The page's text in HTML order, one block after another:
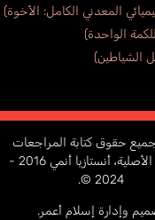
حقوق كتابة المراجعات
والأخبار الأصلية، أنستازيا أنمي 2016 -
2024 ©.
وإدارة إسلام أعمر.